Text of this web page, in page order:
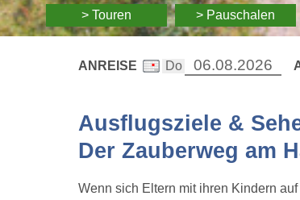
> Touren > Pauschalen
ANREISE
Ausflugsziele &
Der Zauberweg am
Wenn sich Eltern mit ihren Kindern